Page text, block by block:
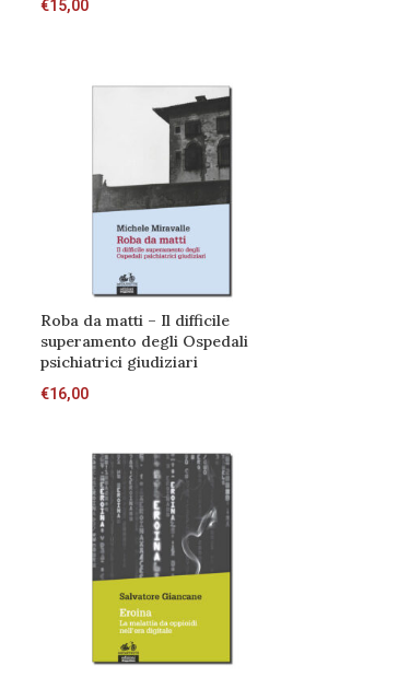
€15,00
Roba da matti – Il difficile
superamento degli Ospedali
psichiatrici giudiziari
€16,00